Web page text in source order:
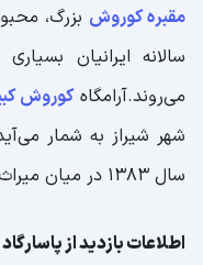
مقبره کوروش بزرگ،
سالانه ایرانیان
می‌روند.آرامگاهکوروش
شهر شیراز به شمار
سال 1383 در میان میراث جهانی یونسکو ثبت شده است.
اطلاعات بازدید از پاسارگاد